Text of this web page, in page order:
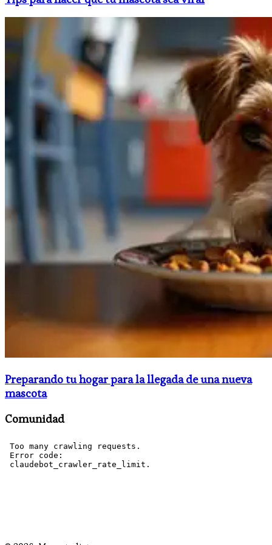
Preparando tu hogar para la llegada de una nueva
mascota
Comunidad